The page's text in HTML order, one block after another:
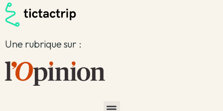
Une rubrique sur :